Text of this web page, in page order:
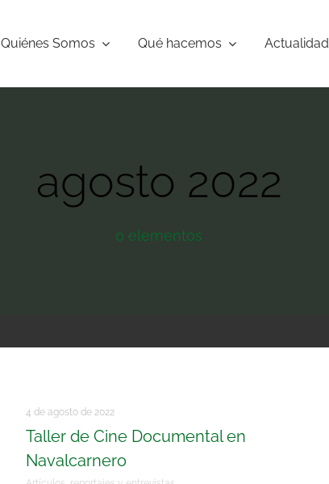
Quiénes Somos Qué hacemos Actualidad
agosto 2022
0 elementos
4 de agosto de 2022
Taller de Cine Documental en
Navalcarnero